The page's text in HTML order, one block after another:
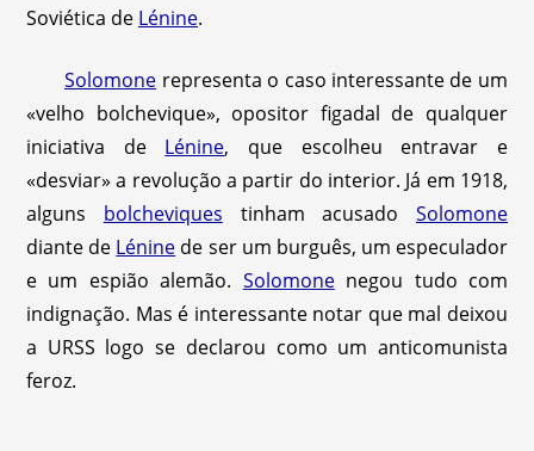
Soviética de Lénine.
Solomone representa o caso interessante de um
«velho bolchevique», opositor figadal de qualquer
iniciativa de Lénine, que escolheu entravar e
«desviar» a revolução a partir do interior. Já em 1918,
alguns bolcheviques tinham acusado Solomone
diante de Lénine de ser um burguês, um especulador
e um espião alemão. Solomonenegou tudo com
indignação. Mas é interessante notar que mal deixou
a URSS logo se declarou como um anticomunista
feroz.